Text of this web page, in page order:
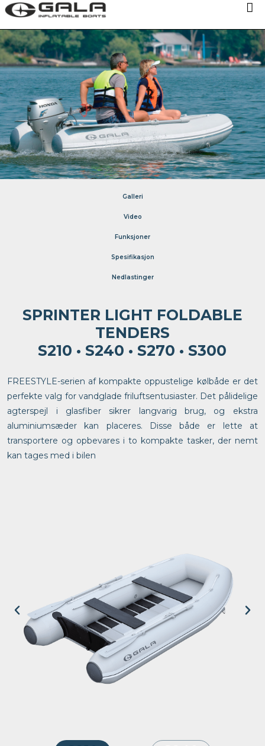
Galleri
Video
Funksjoner
Spesifikasjon
Nedlastinger
SPRINTER LIGHT FOLDABLE
TENDERS
S210 • S240 • S270 • S300
FREESTYLE-serien af kompakte oppustelige kølbåde er det
perfekte valg for vandglade friluftsentusiaster. Det pålidelige
agterspejl i glasfiber sikrer langvarig brug, og ekstra
aluminiumsæder kan placeres. Disse både er lette at
transportere og opbevares i to kompakte tasker, der nemt
kan tages med i bilen
MODELLER
TEKNOLOGI
OM OS
NYHETER
FOHANDLERE
KONTAKT OS